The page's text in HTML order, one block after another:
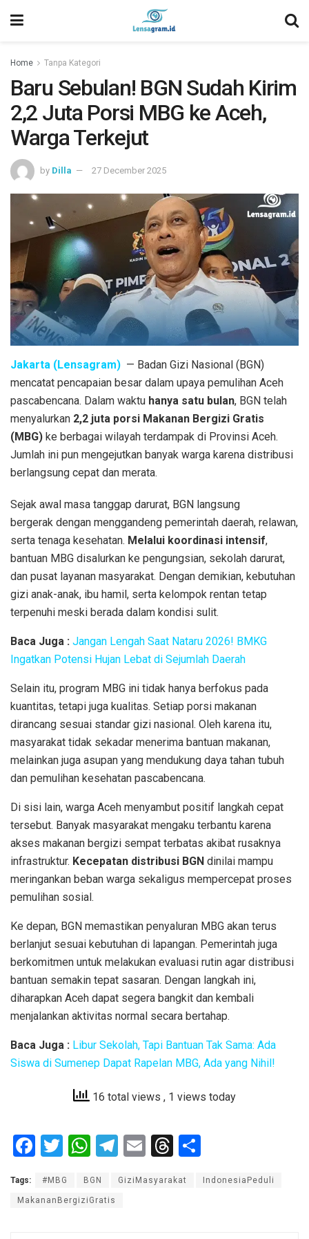
Home Tanpa Kategori
Baru Sebulan! BGN Sudah Kirim
2,2 Juta Porsi MBG ke Aceh,
Warga Terkejut
by Dilla 27 December 2025
Jakarta (Lensagram) — Badan Gizi Nasional (BGN)
mencatat pencapaian besar dalam upaya pemulihan Aceh
pascabencana. Dalam waktu hanya satu bulan, BGN telah
menyalurkan 2,2 juta porsi Makanan Bergizi Gratis
(MBG) ke berbagai wilayah terdampak di Provinsi Aceh.
Jumlah ini pun mengejutkan banyak warga karena distribusi
berlangsung cepat dan merata.
Sejak awal masa tanggap darurat, BGN langsung
bergerak dengan menggandeng pemerintah daerah, relawan,
serta tenaga kesehatan. Melalui koordinasi intensif,
bantuan MBG disalurkan ke pengungsian, sekolah darurat,
dan pusat layanan masyarakat. Dengan demikian, kebutuhan
gizi anak-anak, ibu hamil, serta kelompok rentan tetap
terpenuhi meski berada dalam kondisi sulit.
Baca Juga : Jangan Lengah Saat Nataru 2026! BMKG
Ingatkan Potensi Hujan Lebat di Sejumlah Daerah
Selain itu, program MBG ini tidak hanya berfokus pada
kuantitas, tetapi juga kualitas. Setiap porsi makanan
dirancang sesuai standar gizi nasional. Oleh karena itu,
masyarakat tidak sekadar menerima bantuan makanan,
melainkan juga asupan yang mendukung daya tahan tubuh
dan pemulihan kesehatan pascabencana.
Di sisi lain, warga Aceh menyambut positif langkah cepat
tersebut. Banyak masyarakat mengaku terbantu karena
akses makanan bergizi sempat terbatas akibat rusaknya
infrastruktur. Kecepatan distribusi BGN dinilai mampu
meringankan beban warga sekaligus mempercepat proses
pemulihan sosial.
Ke depan, BGN memastikan penyaluran MBG akan terus
berlanjut sesuai kebutuhan di lapangan. Pemerintah juga
berkomitmen untuk melakukan evaluasi rutin agar distribusi
bantuan semakin tepat sasaran. Dengan langkah ini,
diharapkan Aceh dapat segera bangkit dan kembali
menjalankan aktivitas normal secara bertahap.
Baca Juga : Libur Sekolah, Tapi Bantuan Tak Sama: Ada
Siswa di Sumenep Dapat Rapelan MBG, Ada yang Nihil!
16 total views , 1 views today
F
ce
b
T
tt
er
W
at
s
T
e
E
ail
T
e
ar
Tags: #MBG BGN GiziMasyarakat IndonesiaPeduli
MakananBergiziGratis